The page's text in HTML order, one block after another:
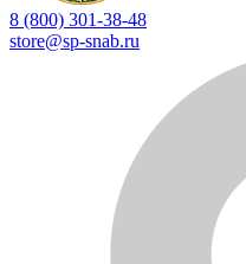
8 (800) 301-38-48
store@sp-snab.ru